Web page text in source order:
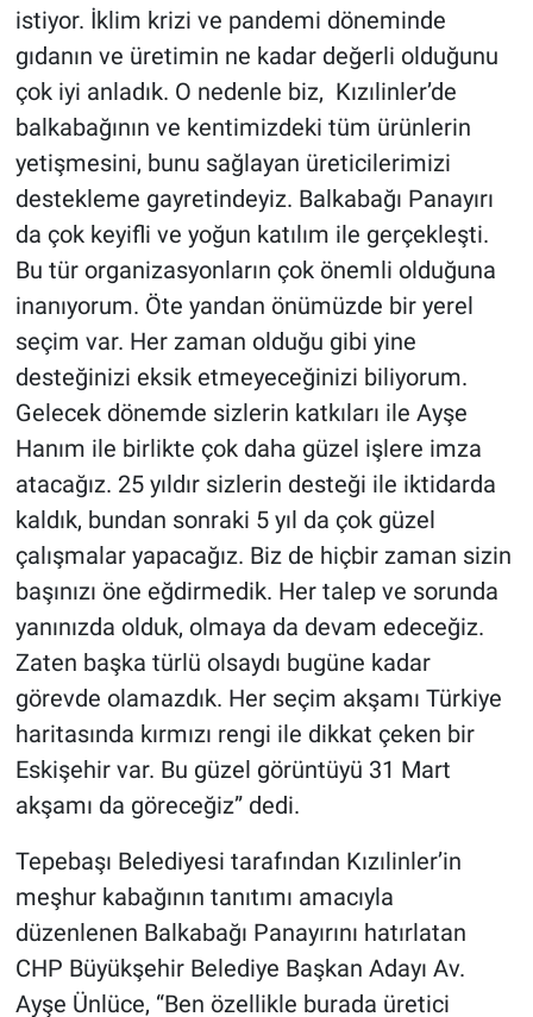
istiyor. İklim krizi ve pandemi döneminde
gıdanın ve üretimin ne kadar değerli olduğunu
çok iyi anladık. O nedenle biz, Kızılinler’de
balkabağının ve kentimizdeki tüm ürünlerin
yetişmesini, bunu sağlayan üreticilerimizi
destekleme gayretindeyiz. Balkabağı Panayırı
da çok keyifli ve yoğun katılım ile gerçekleşti.
Bu tür organizasyonların çok önemli olduğuna
inanıyorum. Öte yandan önümüzde bir yerel
seçim var. Her zaman olduğu gibi yine
desteğinizi eksik etmeyeceğinizi biliyorum.
Gelecek dönemde sizlerin katkıları ile Ayşe
Hanım ile birlikte çok daha güzel işlere imza
atacağız. 25 yıldır sizlerin desteği ile iktidarda
kaldık, bundan sonraki 5 yıl da çok güzel
çalışmalar yapacağız. Biz de hiçbir zaman sizin
başınızı öne eğdirmedik. Her talep ve sorunda
yanınızda olduk, olmaya da devam edeceğiz.
Zaten başka türlü olsaydı bugüne kadar
görevde olamazdık. Her seçim akşamı Türkiye
haritasında kırmızı rengi ile dikkat çeken bir
Eskişehir var. Bu güzel görüntüyü 31 Mart
akşamı da göreceğiz” dedi.
Tepebaşı Belediyesi tarafından Kızılinler’in
meşhur kabağının tanıtımı amacıyla
düzenlenen Balkabağı Panayırını hatırlatan
CHP Büyükşehir Belediye Başkan Adayı Av.
Ayşe Ünlüce, “Ben özellikle burada üretici